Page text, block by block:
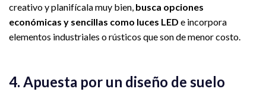
creativo y planifícala muy bien, busca opciones
económicas y sencillas como luces LED e incorpora
elementos industriales o rústicos que son de menor costo.
4. Apuesta por un diseño de suelo